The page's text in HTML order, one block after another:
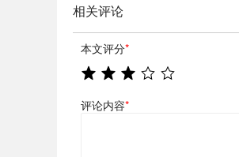
相关评论
本文评分*
评论内容*